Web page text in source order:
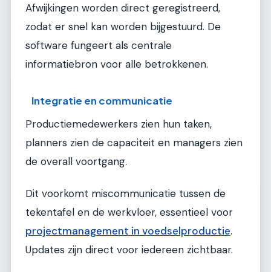
Afwijkingen worden direct geregistreerd,
zodat er snel kan worden bijgestuurd. De
software fungeert als centrale
informatiebron voor alle betrokkenen.
Integratie en communicatie
Productiemedewerkers zien hun taken,
planners zien de capaciteit en managers zien
de overall voortgang.
Dit voorkomt miscommunicatie tussen de
tekentafel en de werkvloer, essentieel voor
projectmanagement in voedselproductie.
Updates zijn direct voor iedereen zichtbaar.